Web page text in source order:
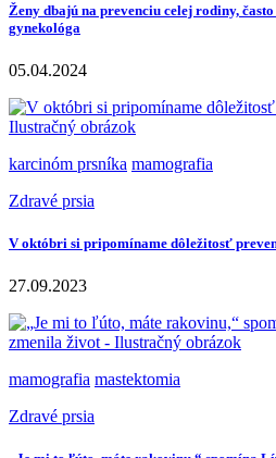
Ženy dbajú na prevenciu celej rodiny,
gynekológa
05.04.2024
karcinóm prsníka mamografia
Zdravé prsia
V októbri si pripomíname dôležitosť
27.09.2023
mamografia mastektomia
Zdravé prsia